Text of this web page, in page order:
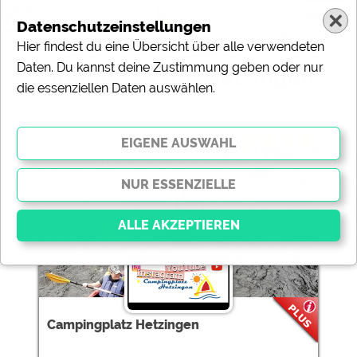
Ergebnisse für 'Hetzingen'
Campingplatz Hetzingen
Campingplatz Hetzingen
Datenschutzeinstellungen
Hier findest du eine Übersicht über alle verwendeten
Daten. Du kannst deine Zustimmung geben oder nur
die essenziellen Daten auswählen.
Essenziell
Essenzielle Cookies ermöglichen grundlegende
Funktionen und sind für die einwandfreie Funktion der
Website dringend erforderlich. Ohne diese Cookies